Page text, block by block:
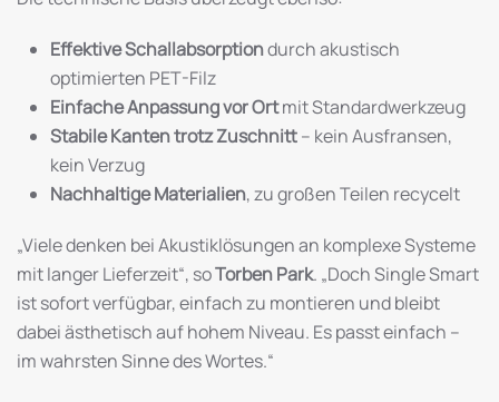
Effektive Schallabsorptiondurch akustisch
optimierten PET-Filz
Einfache Anpassung vor Ortmit Standardwerkzeug
Stabile Kanten trotz Zuschnitt– kein Ausfransen,
kein Verzug
Nachhaltige Materialien, zu großen Teilen recycelt
„Viele denken bei Akustiklösungen an komplexe Systeme
mit langer Lieferzeit“, soTorben Park. „Doch Single Smart
ist sofort verfügbar, einfach zu montieren und bleibt
dabei ästhetisch auf hohem Niveau. Es passt einfach –
im wahrsten Sinne des Wortes.“